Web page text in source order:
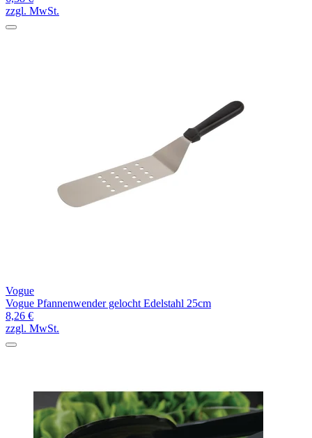
zzgl. MwSt.
Vogue
Vogue Pfannenwender gelocht Edelstahl 25cm
8,26 €
zzgl. MwSt.